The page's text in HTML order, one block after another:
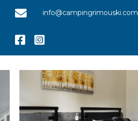
info@campingrimouski.com